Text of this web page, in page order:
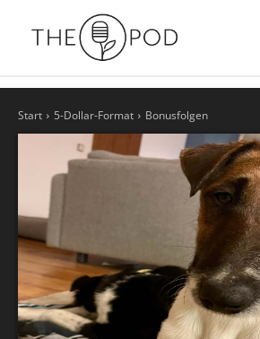
Start 5-Dollar-Format Bonusfolgen